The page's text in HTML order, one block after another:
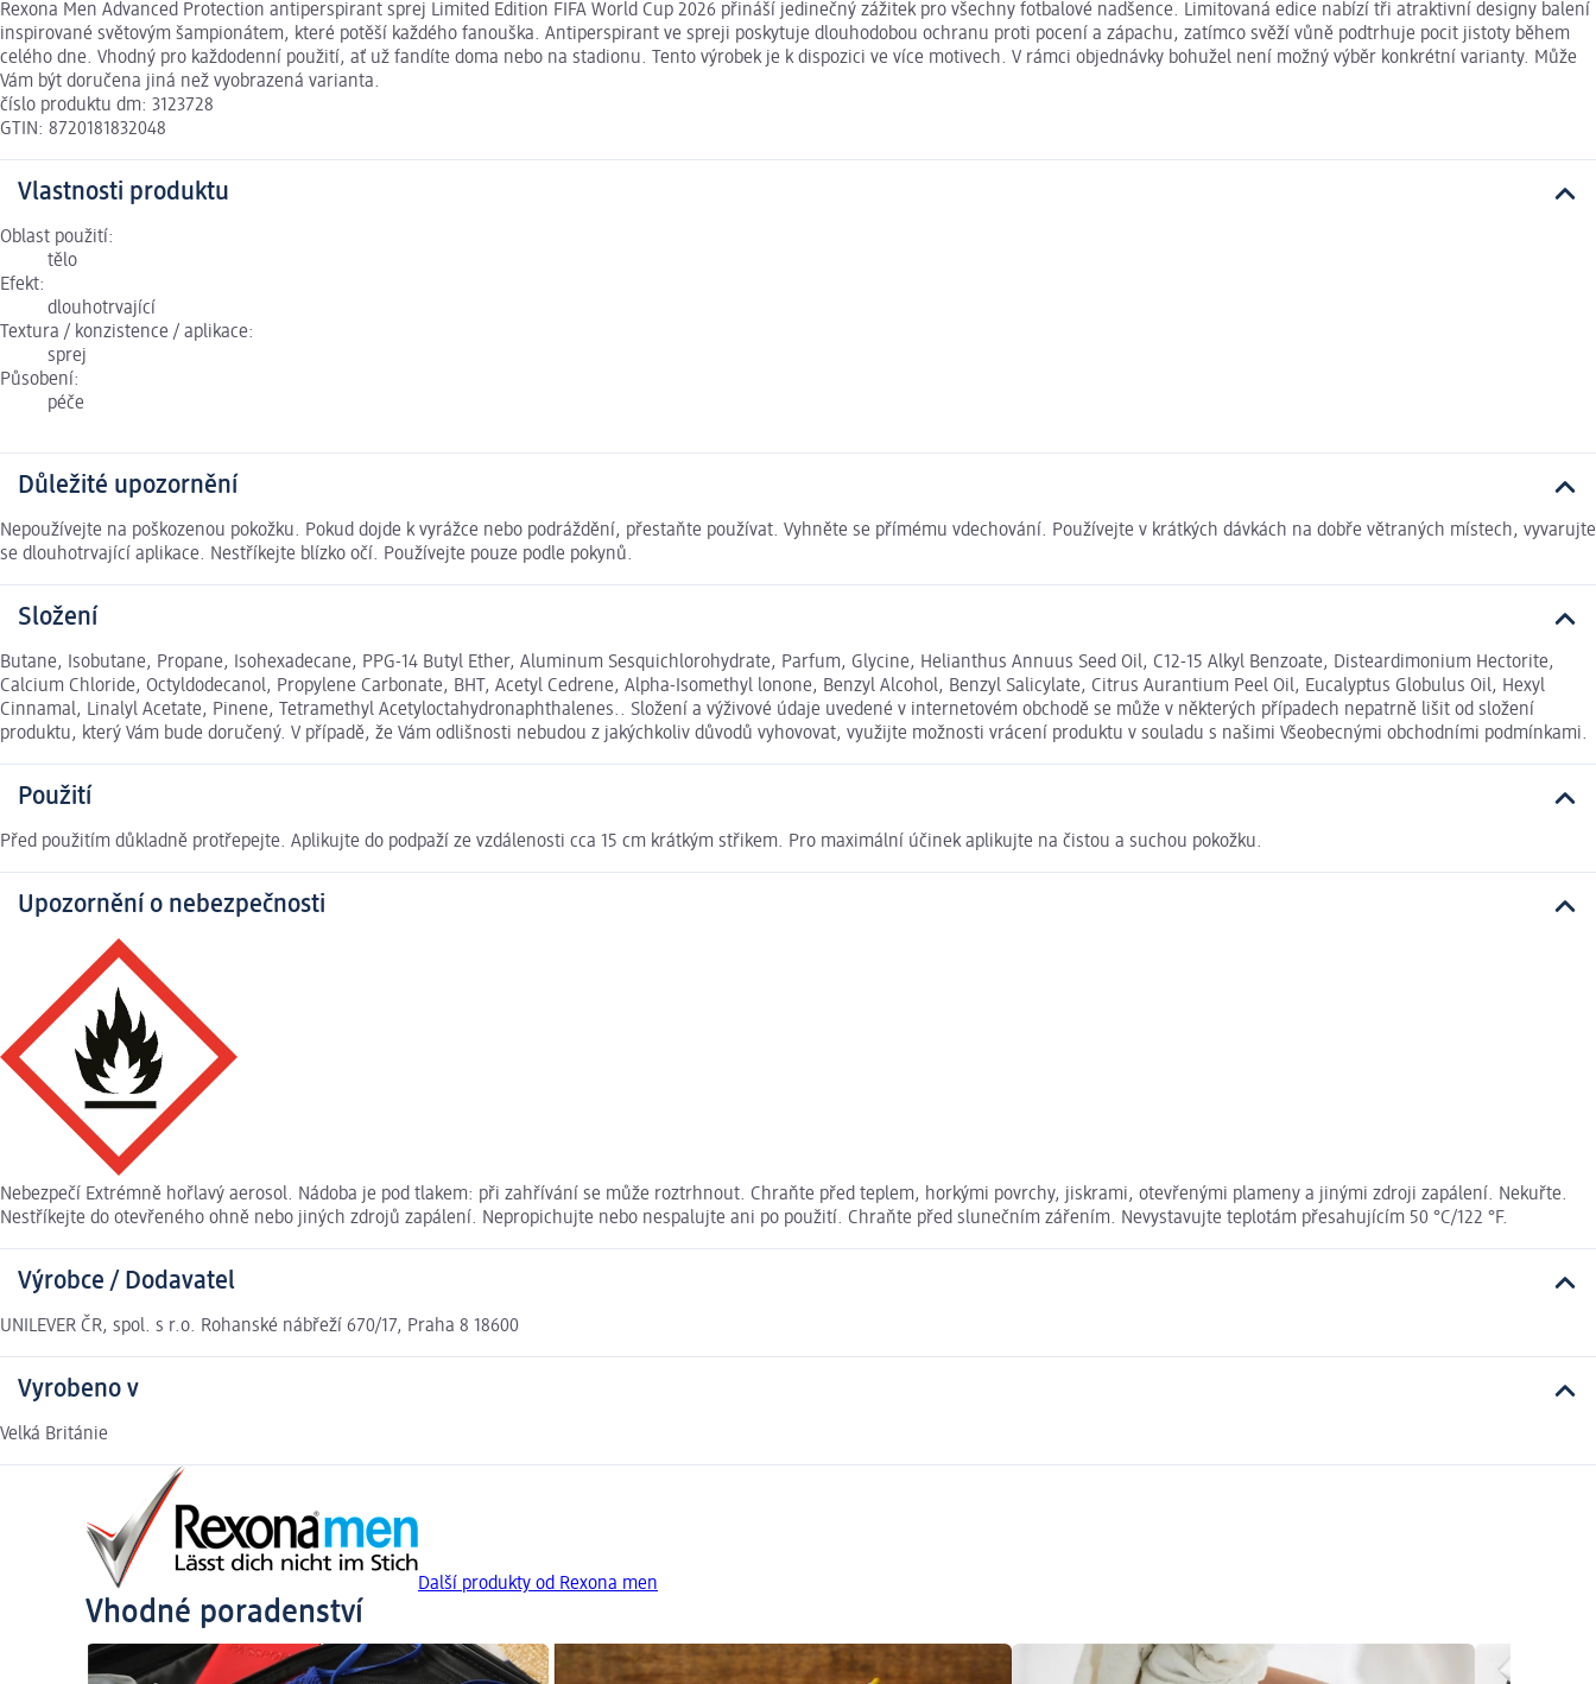
Rexona Men Advanced Protection antiperspirant sprej Limited Edition FIFA World Cup 2026 přináší jedinečný zážitek pro všechny fotbalové nadšence. Limitovaná edice nabízí tři atraktivní designy balení
inspirované světovým šampionátem, které potěší každého fanouška. Antiperspirant ve spreji poskytuje dlouhodobou ochranu proti pocení a zápachu, zatímco svěží vůně podtrhuje pocit jistoty během
celého dne. Vhodný pro každodenní použití, ať už fandíte doma nebo na stadionu. Tento výrobek je k dispozici ve více motivech. V rámci objednávky bohužel není možný výběr konkrétní varianty. Může
Vám být doručena jiná než vyobrazená varianta.
číslo produktu dm: 3123728
GTIN: 8720181832048
Vlastnosti produktu
Oblast použití:
tělo
Efekt:
dlouhotrvající
Textura / konzistence / aplikace:
sprej
Působení:
péče
Důležité upozornění
Nepoužívejte na poškozenou pokožku. Pokud dojde k vyrážce nebo podráždění, přestaňte používat. Vyhněte se přímému vdechování. Používejte v krátkých dávkách na dobře větraných místech, vyvarujte
se dlouhotrvající aplikace. Nestříkejte blízko očí. Používejte pouze podle pokynů.
Složení
Butane, Isobutane, Propane, Isohexadecane, PPG-14 Butyl Ether, Aluminum Sesquichlorohydrate, Parfum, Glycine, Helianthus Annuus Seed Oil, C12-15 Alkyl Benzoate, Disteardimonium Hectorite,
Calcium Chloride, Octyldodecanol, Propylene Carbonate, BHT, Acetyl Cedrene, Alpha-Isomethyl lonone, Benzyl Alcohol, Benzyl Salicylate, Citrus Aurantium Peel Oil, Eucalyptus Globulus Oil, Hexyl
Cinnamal, Linalyl Acetate, Pinene, Tetramethyl Acetyloctahydronaphthalenes.. Složení a výživové údaje uvedené v internetovém obchodě se může v některých případech nepatrně lišit od složení
produktu, který Vám bude doručený. V případě, že Vám odlišnosti nebudou z jakýchkoliv důvodů vyhovovat, využijte možnosti vrácení produktu v souladu s našimi Všeobecnými obchodními podmínkami.
Použití
Před použitím důkladně protřepejte. Aplikujte do podpaží ze vzdálenosti cca 15 cm krátkým střikem. Pro maximální účinek aplikujte na čistou a suchou pokožku.
Upozornění o nebezpečnosti
Nebezpečí Extrémně hořlavý aerosol. Nádoba je pod tlakem: při zahřívání se může roztrhnout. Chraňte před teplem, horkými povrchy, jiskrami, otevřenými plameny a jinými zdroji zapálení. Nekuřte.
Nestříkejte do otevřeného ohně nebo jiných zdrojů zapálení. Nepropichujte nebo nespalujte ani po použití. Chraňte před slunečním zářením. Nevystavujte teplotám přesahujícím 50 °C/122 °F.
Výrobce / Dodavatel
UNILEVER ČR, spol. s r.o. Rohanské nábřeží 670/17, Praha 8 18600
Vyrobeno v
Velká Británie
Další produkty od Rexona men
Vhodné poradenství